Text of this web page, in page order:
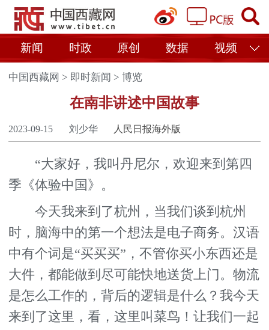
新闻 时政 原创 数据 视频
中国西藏网 > 即时新闻 >博览
在南非讲述中国故事
2023-09-15 刘少华 人民日报海外版
“大家好，我叫丹尼尔，欢迎来到第四
季《体验中国》。
今天我来到了杭州，当我们谈到杭州
时，脑海中的第一个想法是电子商务。汉语
中有个词是“买买买”，不管你买小东西还是
大件，都能做到尽可能快地送货上门。物流
是怎么工作的，背后的逻辑是什么？我今天
来到了这里，看，这里叫菜鸟！让我们一起